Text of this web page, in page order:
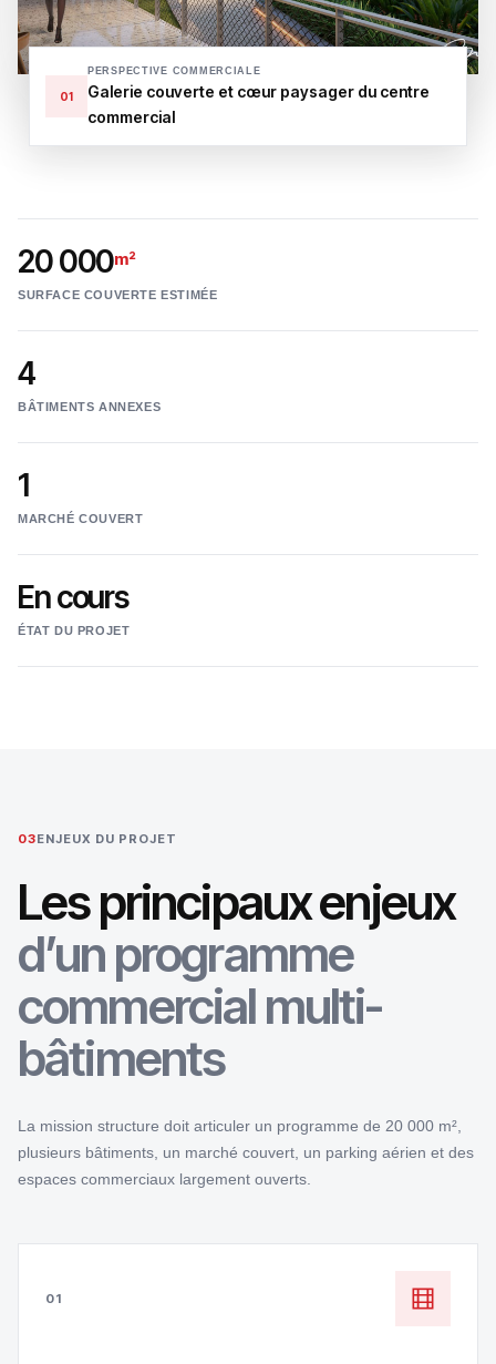
01
PERSPECTIVE COMMERCIALE
Galerie couverte et cœur paysager du centre
commercial
20 000m²
SURFACE COUVERTE ESTIMÉE
4
BÂTIMENTS ANNEXES
1
MARCHÉ COUVERT
En cours
ÉTAT DU PROJET
03ENJEUX DU PROJET
Les principaux enjeux
d’un programme
commercial multi-
bâtiments
La mission structure doit articuler un programme de 20 000 m²,
plusieurs bâtiments, un marché couvert, un parking aérien et des
espaces commerciaux largement ouverts.
01